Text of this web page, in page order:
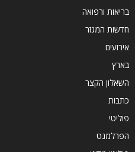
בריאות ורפואה
חדשות המגזר
אירועים
בארץ
השאלון הקצר
כתבות
פוליטי
הפרלמנט